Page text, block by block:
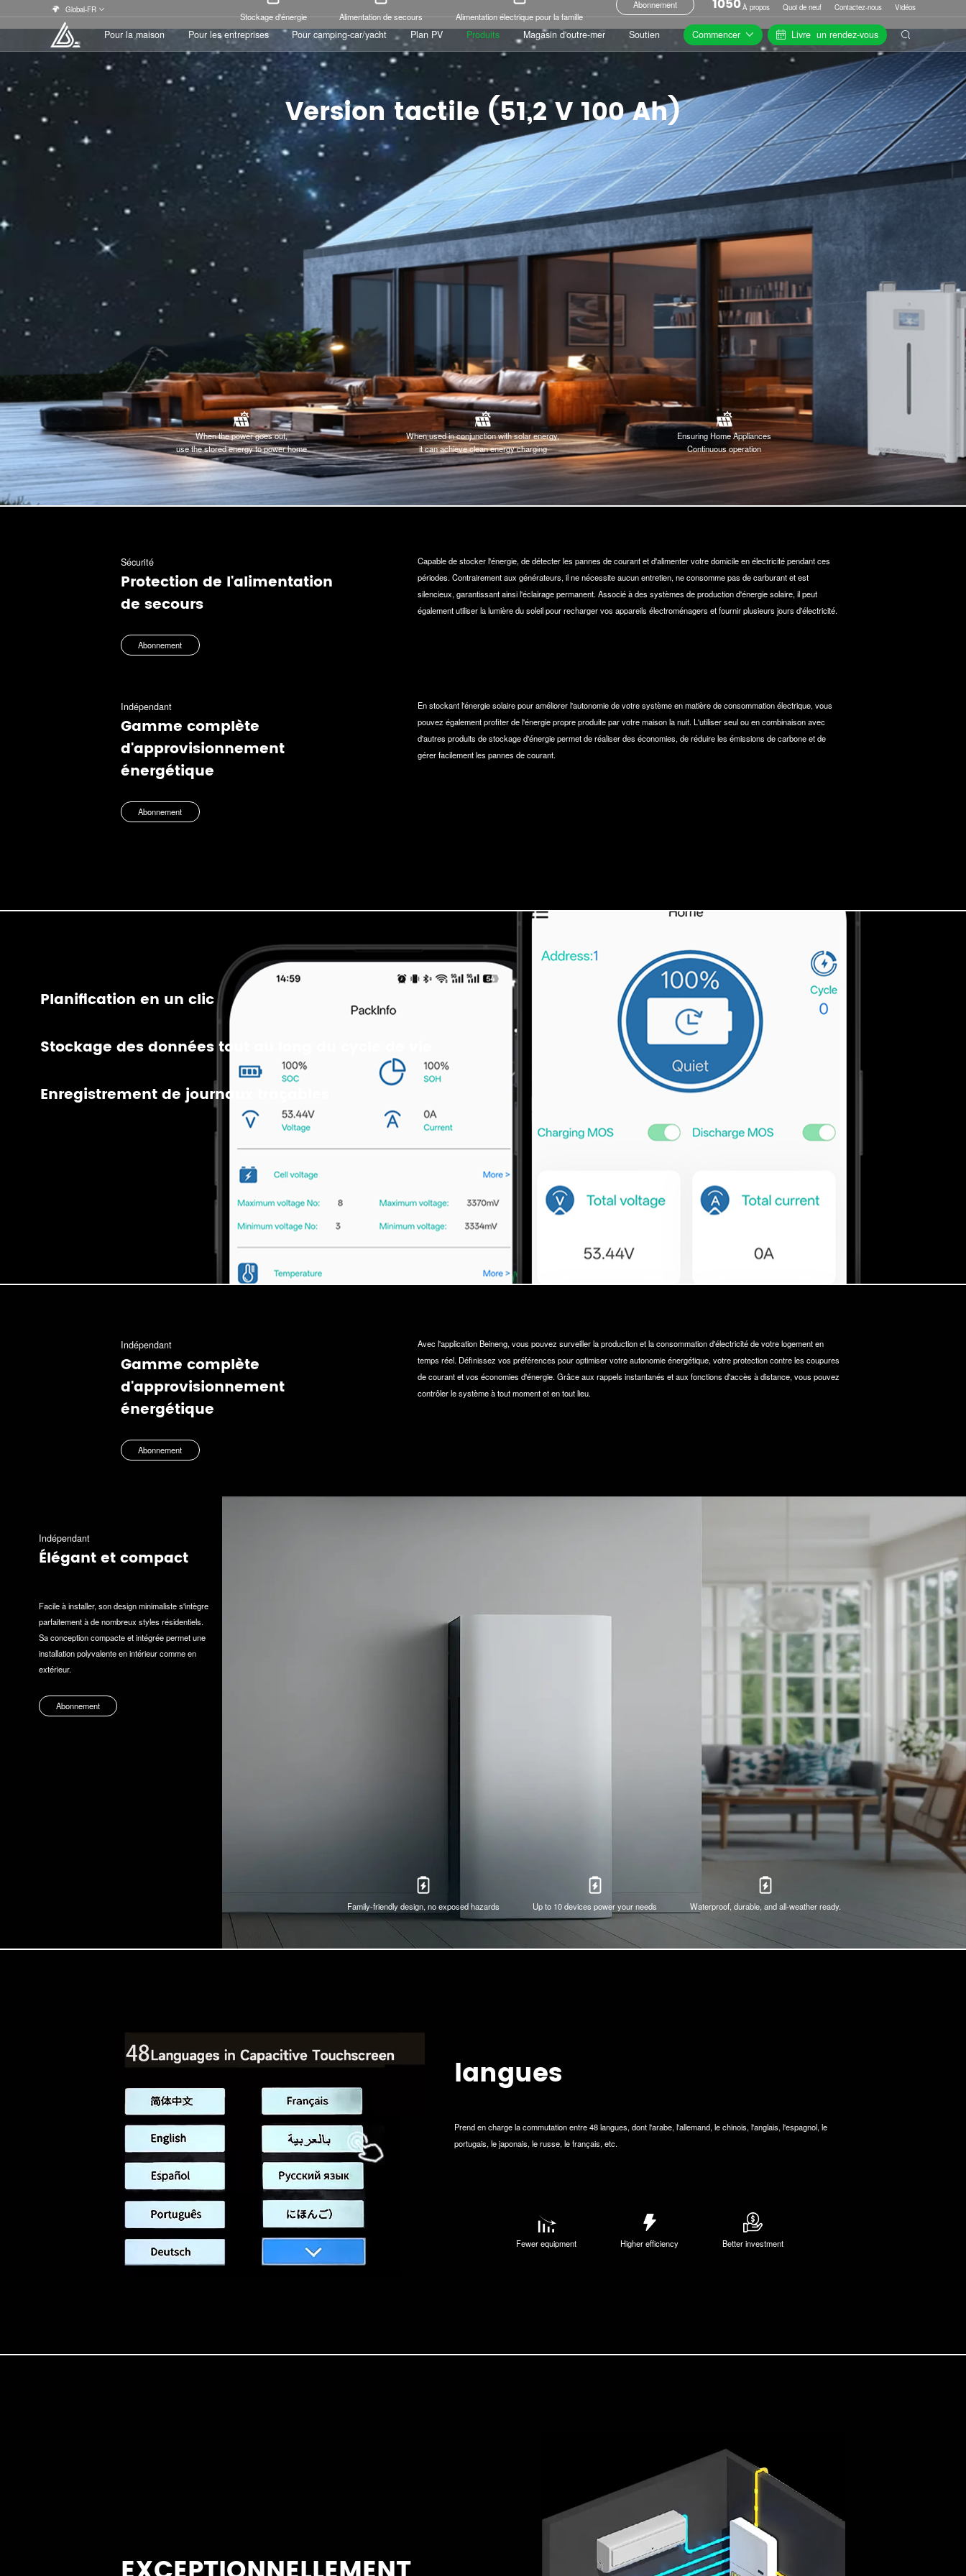
Global-FR À propos Quoi de neuf Contactez-nous Vidéos
Livre un rendez-vous
Commencer
Pour la maison Pour les entreprises
Pour les entreprises
Pour camping-car/yacht
Pour camping-car/yacht
Plan PV
Plan PV
Produits Magasin d'outre-mer
Magasin d'outre-mer
Soutien
Soutien
Version tactile (51,2 V 100 Ah)
Stockage d'énergie Alimentation de secours Alimentation électrique pour la famille
Abonnement 1050
When the power goes out,
use the stored energy to power home
When used in conjunction with solar energy,
it can achieve clean energy charging
Ensuring Home Appliances
Continuous operation
Sécurité
Protection de l'alimentation
de secours
Abonnement
Capable de stocker l'énergie, de détecter les pannes de courant et d'alimenter votre domicile en électricité pendant ces
périodes. Contrairement aux générateurs, il ne nécessite aucun entretien, ne consomme pas de carburant et est
silencieux, garantissant ainsi l'éclairage permanent. Associé à des systèmes de production d'énergie solaire, il peut
également utiliser la lumière du soleil pour recharger vos appareils électroménagers et fournir plusieurs jours d'électricité.
Indépendant
Gamme complète
d'approvisionnement
énergétique
Abonnement
En stockant l'énergie solaire pour améliorer l'autonomie de votre système en matière de consommation électrique, vous
pouvez également profiter de l'énergie propre produite par votre maison la nuit. L'utiliser seul ou en combinaison avec
d'autres produits de stockage d'énergie permet de réaliser des économies, de réduire les émissions de carbone et de
gérer facilement les pannes de courant.
Planification en un clic
Stockage des données tout au long du cycle de vie
Enregistrement de journaux traçables
Indépendant
Gamme complète
d'approvisionnement
énergétique
Abonnement
Avec l'application Beineng, vous pouvez surveiller la production et la consommation d'électricité de votre logement en
temps réel. Définissez vos préférences pour optimiser votre autonomie énergétique, votre protection contre les coupures
de courant et vos économies d'énergie. Grâce aux rappels instantanés et aux fonctions d'accès à distance, vous pouvez
contrôler le système à tout moment et en tout lieu.
Family-friendly design, no exposed hazards Up to 10 devices power your needs Waterproof, durable, and all-weather ready.
Indépendant
Élégant et compact
Facile à installer, son design minimaliste s'intègre
parfaitement à de nombreux styles résidentiels.
Sa conception compacte et intégrée permet une
installation polyvalente en intérieur comme en
extérieur.
Abonnement
langues
Prend en charge la commutation entre 48 langues, dont l'arabe, l'allemand, le chinois, l'anglais, l'espagnol, le
portugais, le japonais, le russe, le français, etc.
Fewer equipment Higher efficiency Better investment